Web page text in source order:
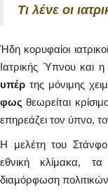
Τι λένε οι
Ήδη κορυφαίοι
Ιατρικής Ύπνου και
υπέρ της μόνιμης
φως θεωρείται
επηρεάζει τον ύπνο,
Η μελέτη του
εθνική κλίμακα,
διαμόρφωση